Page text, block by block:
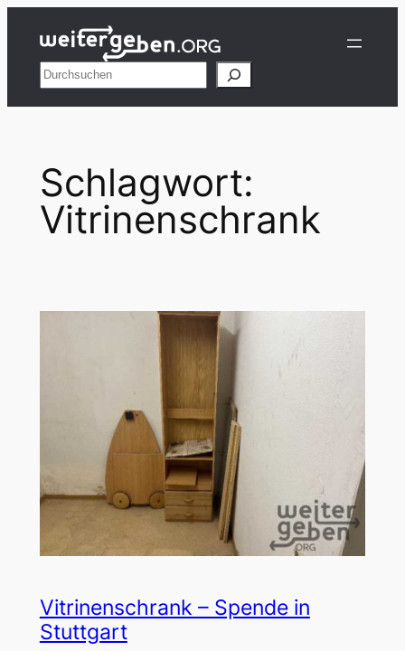
Inhalt
springenSuchen
Schlagwort:
Vitrinenschrank
Vitrinenschrank – Spende in
Stuttgart